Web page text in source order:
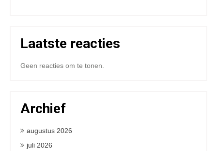
Laatste reacties
Geen reacties om te tonen.
Archief
augustus 2026
juli 2026